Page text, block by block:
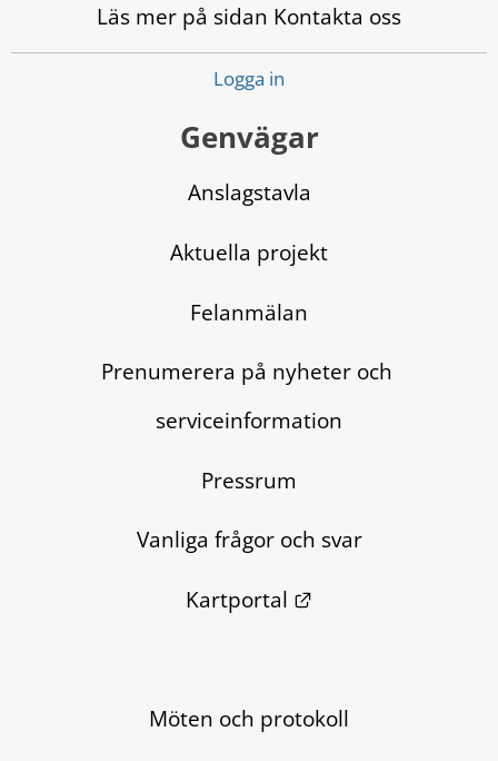
Läs mer på sidan Kontakta oss
Logga in
Genvägar
Anslagstavla
Aktuella projekt
Felanmälan
Prenumerera på nyheter och
serviceinformation
Pressrum
Vanliga frågor och svar
Kartportal
Länk till annan
Möten och protokoll